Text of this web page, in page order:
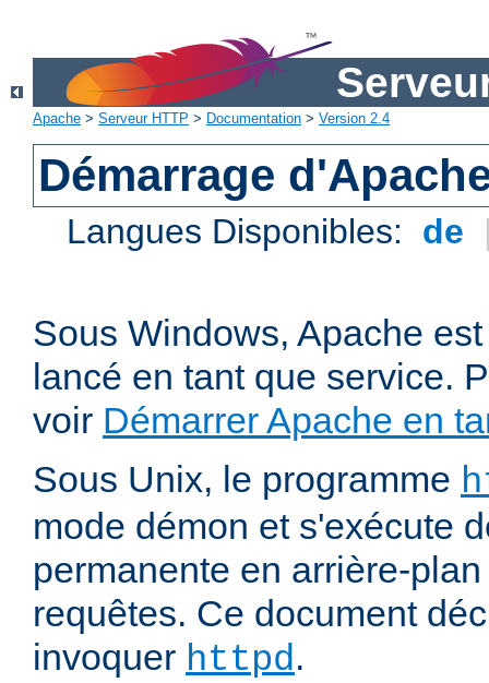
Apache > Serveur HTTP > Documentation > Version 2.4
Démarrage
Langues Disponibles: de
Sous Windows, Apache
lancé en tant que service.
voir Démarrer Apache en
Sous Unix, le programme
mode démon et s'exécute
permanente en arrière-
requêtes. Ce document
invoquer httpd.